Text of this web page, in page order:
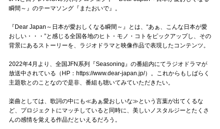
瞬間～』のテーマソング『またおいで』。
『Dear Japan～日本が愛おしくなる瞬間～』とは、“あぁ、こんな日本が愛
おしい・・・”と感じる全国各地のヒト・モノ・コトをピックアップし、その
背景にあるストーリーを、ラジオドラマと映像作品で表現したコンテンツ。
2022年4月より、全国JFN系列『Seasoning』の番組内にてラジオドラマが
放送中されている（HP：https://www.dear-japan.jp/）。これからもしばらく
主題歌とのことなので是非、番組も聴いてみていただきたい。
楽曲としては、歌詞の中にも≪あぁ愛おしいな≫という言葉が出てくるな
ど、プロジェクトにマッチしていると同時に、美しいノスタルジーとたくさ
んの感情を覚える作品だといえるだろう。